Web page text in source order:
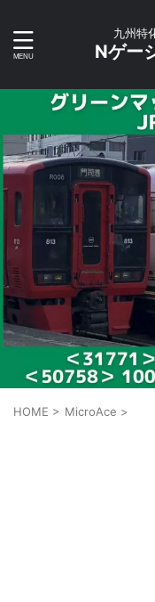
九州特
Nゲー
HOME > MicroAce >